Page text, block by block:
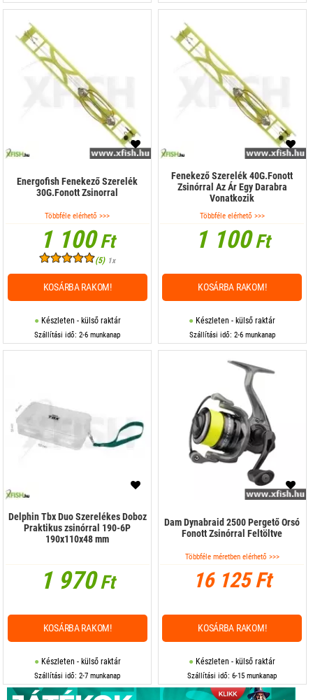
Energofish Fenekező Szerelék
30G.Fonott Zsinorral
Többféle elérhető >>>
1 100Ft
(5) 1x
Készleten - külső raktár
Szállítási idő: 2-6 munkanap
KOSÁRBA RAKOM!
Fenekező Szerelék 40G.Fonott
Zsinórral Az Ár Egy Darabra
Vonatkozik
Többféle elérhető >>>
1 100Ft
Készleten - külső raktár
Szállítási idő: 2-6 munkanap
KOSÁRBA RAKOM!
Delphin Tbx Duo Szerelékes Doboz
Praktikus zsinórral 190-6P
190x110x48 mm
1 970Ft
Készleten - külső raktár
Szállítási idő: 2-7 munkanap
KOSÁRBA RAKOM!
Dam Dynabraid 2500 Pergető Orsó
Fonott Zsinórral Feltöltve
Többféle méretben elérhető >>>
16 125 Ft
Készleten - külső raktár
Szállítási idő: 6-15 munkanap
KOSÁRBA RAKOM!